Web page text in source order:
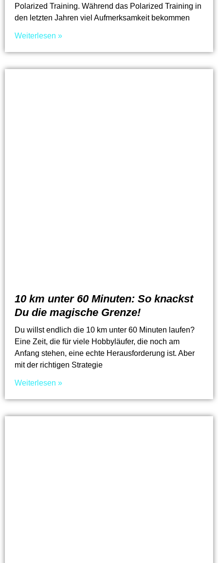
Polarized Training. Während das Polarized Training in
den letzten Jahren viel Aufmerksamkeit bekommen
Weiterlesen »
10 km unter 60 Minuten: So knackst
Du die magische Grenze!
Du willst endlich die 10 km unter 60 Minuten laufen?
Eine Zeit, die für viele Hobbyläufer, die noch am
Anfang stehen, eine echte Herausforderung ist. Aber
mit der richtigen Strategie
Weiterlesen »